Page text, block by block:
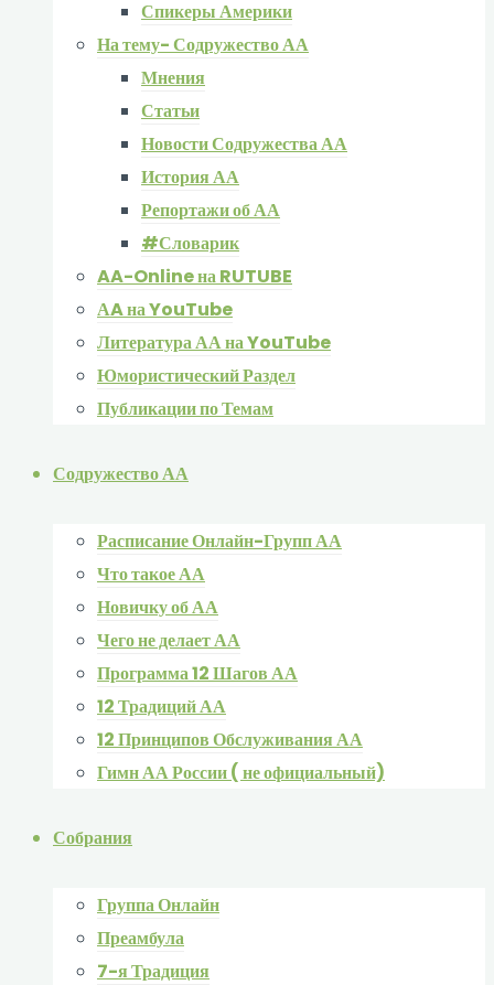
Спикеры Америки
На тему- Содружество АА
Мнения
Статьи
Новости Содружества АА
История АА
Репортажи об АА
#Словарик
AA-Online на RUTUBE
АA на YouTube
Литература АА на YouTube
Юмористический Раздел
Публикации по Темам
Содружество АА
Расписание Онлайн-Групп АА
Что такое АА
Новичку об АА
Чего не делает АА
Программа 12 Шагов АА
12 Традиций АА
12 Принципов Обслуживания АА
Гимн АА России ( не официальный)
Собрания
Группа Онлайн
Преамбула
7-я Традиция